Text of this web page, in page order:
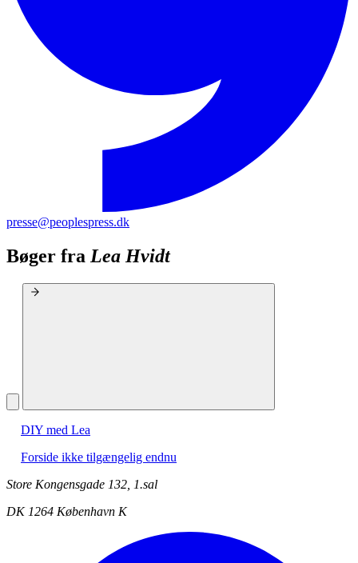
presse@peoplespress.dk
Bøger fra Lea Hvidt
DIY med Lea
Forside ikke tilgængelig endnu
Store Kongensgade 132, 1.sal
DK 1264 København K